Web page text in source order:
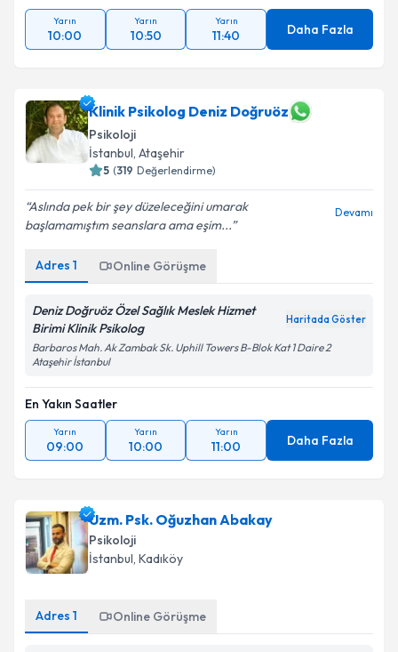
Yarın
10:00
Yarın
10:50
Yarın
11:40 Daha Fazla
Klinik Psikolog Deniz Doğruöz
Psikoloji
İstanbul, Ataşehir
5 (319 Değerlendirme)
Aslında pek bir şey düzeleceğini umarak
başlamamıştım seanslara ama eşim...
Devamı
Adres 1 Online Görüşme
Deniz Doğruöz Özel Sağlık Meslek Hizmet
Birimi Klinik Psikolog
Haritada Göster
Barbaros Mah. Ak Zambak Sk. Uphill Towers B-Blok Kat 1 Daire 2
Ataşehir İstanbul
En Yakın Saatler
Yarın
09:00
Yarın
10:00
Yarın
11:00 Daha Fazla
Uzm. Psk. Oğuzhan Abakay
Psikoloji
İstanbul, Kadıköy
Adres 1 Online Görüşme